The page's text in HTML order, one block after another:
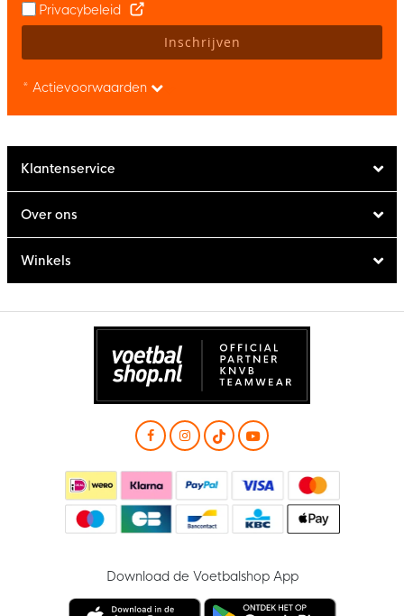
Privacybeleid
Inschrijven
* Actievoorwaarden
Klantenservice
Over ons
Winkels
Download de Voetbalshop App